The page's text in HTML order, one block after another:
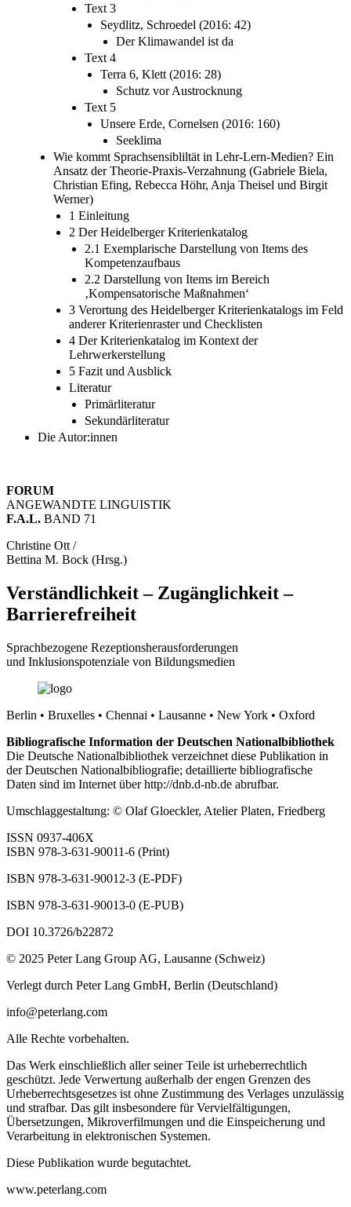
Text 3
Seydlitz, Schroedel (2016: 42)
Der Klimawandel ist da
Text 4
Terra 6, Klett (2016: 28)
Schutz vor Austrocknung
Text 5
Unsere Erde, Cornelsen (2016: 160)
Seeklima
Wie kommt Sprachsensibliltät in Lehr-Lern-Medien? Ein
Ansatz der Theorie-Praxis-Verzahnung (Gabriele Biela,
Christian Efing, Rebecca Höhr, Anja Theisel und Birgit
Werner)
1 Einleitung
2 Der Heidelberger Kriterienkatalog
2.1 Exemplarische Darstellung von Items des
Kompetenzaufbaus
2.2 Darstellung von Items im Bereich
‚Kompensatorische Maßnahmen‘
3 Verortung des Heidelberger Kriterienkatalogs im Feld
anderer Kriterienraster und Checklisten
4 Der Kriterienkatalog im Kontext der
Lehrwerkerstellung
5 Fazit und Ausblick
Literatur
Primärliteratur
Sekundärliteratur
Die Autor:innen
FORUM
ANGEWANDTE LINGUISTIK
F.A.L. BAND 71
Christine Ott /
Bettina M. Bock (Hrsg.)
Verständlichkeit – Zugänglichkeit –
Barrierefreiheit
Sprachbezogene Rezeptionsherausforderungen
und Inklusionspotenziale von Bildungsmedien
Berlin • Bruxelles • Chennai • Lausanne • New York • Oxford
Bibliografische Information der Deutschen Nationalbibliothek
Die Deutsche Nationalbibliothek verzeichnet diese Publikation in
der Deutschen Nationalbibliografie; detaillierte bibliografische
Daten sind im Internet überhttp://dnb.d-nb.de abrufbar.
Umschlaggestaltung: © Olaf Gloeckler, Atelier Platen, Friedberg
ISSN 0937-406X
ISBN 978-3-631-90011-6 (Print)
ISBN 978-3-631-90012-3 (E-PDF)
ISBN 978-3-631-90013-0 (E-PUB)
DOI 10.3726/b22872
© 2025 Peter Lang Group AG, Lausanne (Schweiz)
Verlegt durch Peter Lang GmbH, Berlin (Deutschland)
info@peterlang.com
Alle Rechte vorbehalten.
Das Werk einschließlich aller seiner Teile ist urheberrechtlich
geschützt. Jede Verwertung außerhalb der engen Grenzen des
Urheberrechtsgesetzes ist ohne Zustimmung des Verlages unzulässig
und strafbar. Das gilt insbesondere für Vervielfältigungen,
Übersetzungen, Mikroverfilmungen und die Einspeicherung und
Verarbeitung in elektronischen Systemen.
Diese Publikation wurde begutachtet.
www.peterlang.com